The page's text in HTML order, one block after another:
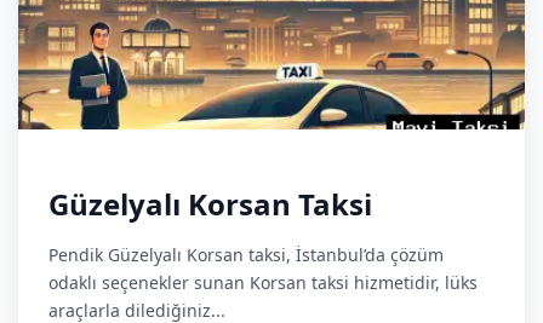
Güzelyalı Korsan Taksi
Pendik Güzelyalı Korsan taksi, İstanbul’da çözüm
odaklı seçenekler sunan Korsan taksi hizmetidir, lüks
araçlarla dilediğiniz...